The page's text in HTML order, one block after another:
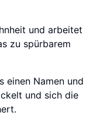
und arbeitet
zu spürbarem
einen Namen und
und sich die